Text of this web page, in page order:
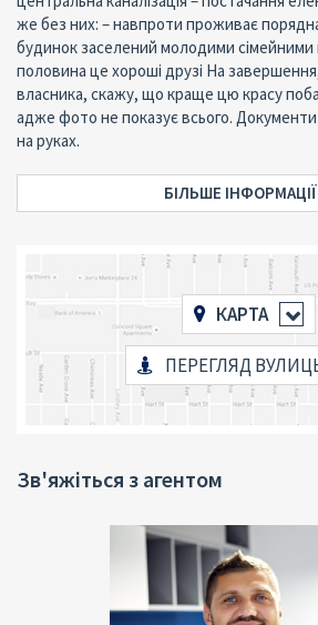
же без них: – навпроти проживає порядна
будинок заселений молодими сімейними
половина це хороші друзі На
власника, скажу, що краще цю красу
адже фото не показує всього.
на руках.
БІЛЬШЕ ІНФОРМАЦІЇ
КАРТА
ПЕРЕГЛЯД
Зв'яжіться з агентом